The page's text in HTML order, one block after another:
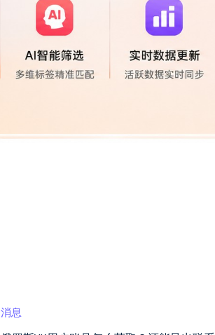
消息